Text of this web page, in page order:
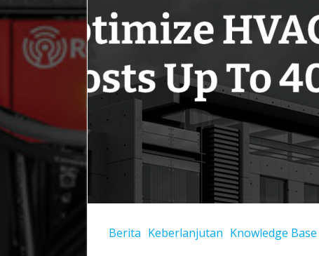
Berita Keberlanjutan Knowledge Base